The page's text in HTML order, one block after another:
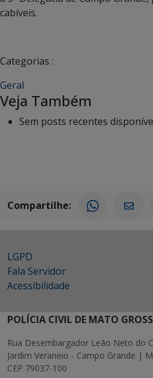
cabíveis.
Categorias :
Geral
Veja Também
Sem posts recentes
Compartilhe:
LGPD
Fala Servidor
Acessibilidade
POLÍCIA CIVIL DE MATO
Rua Desembargador Leão Neto do
Jardim Veraneio - Campo Grande |
CEP 79037-100